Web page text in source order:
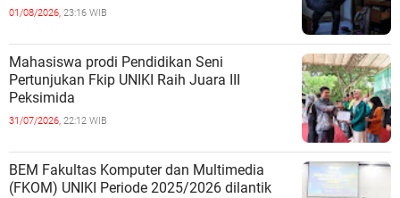
01/08/2026, 23:16 WIB
Mahasiswa prodi Pendidikan Seni
Pertunjukan Fkip UNIKI Raih Juara III
Peksimida
31/07/2026, 22:12 WIB
BEM Fakultas Komputer dan Multimedia
(FKOM) UNIKI Periode 2025/2026 dilantik